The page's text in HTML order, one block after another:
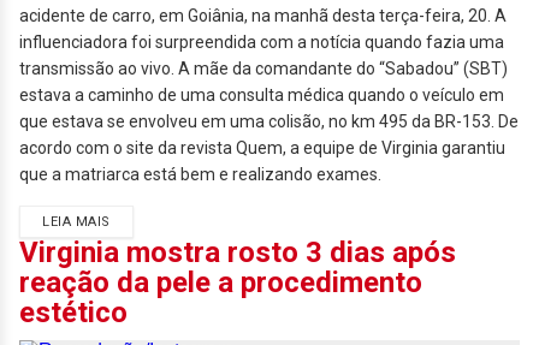
acidente de carro, em Goiânia, na manhã desta terça-feira, 20. A
influenciadora foi surpreendida com a notícia quando fazia uma
transmissão ao vivo. A mãe da comandante do “Sabadou” (SBT)
estava a caminho de uma consulta médica quando o veículo em
que estava se envolveu em uma colisão, no km 495 da BR-153. De
acordo com o site da revista Quem, a equipe de Virginia garantiu
que a matriarca está bem e realizando exames.
LEIA MAIS
Virginia mostra rosto 3 dias após
reação da pele a procedimento
estético